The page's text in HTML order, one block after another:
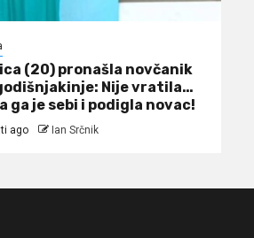
(20) pronašla novčanik
Nije vratila…
ga je sebi i podigla novac!
ago Ian Srčnik